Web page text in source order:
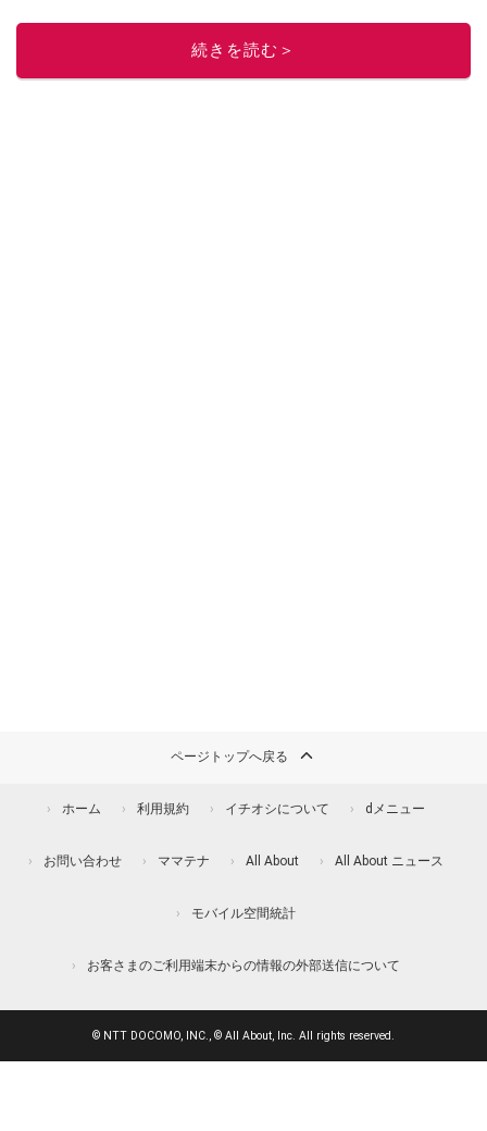
このイチオシストの他の記事を読む
続きを読む＞
ページトップへ戻る
ホーム 利用規約 イチオシについて dメニュー
お問い合わせ ママテナ All About All About ニュース
モバイル空間統計
お客さまのご利用端末からの情報の外部送信について
© NTT DOCOMO, INC., © All About, Inc. All rights reserved.